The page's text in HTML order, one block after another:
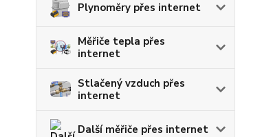
Plynoměry přes internet
Měřiče tepla přes
internet
Stlačený vzduch přes
internet
Další měřiče přes internet